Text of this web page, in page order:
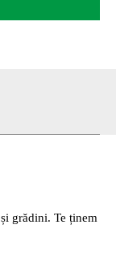
grădini. Te ținem